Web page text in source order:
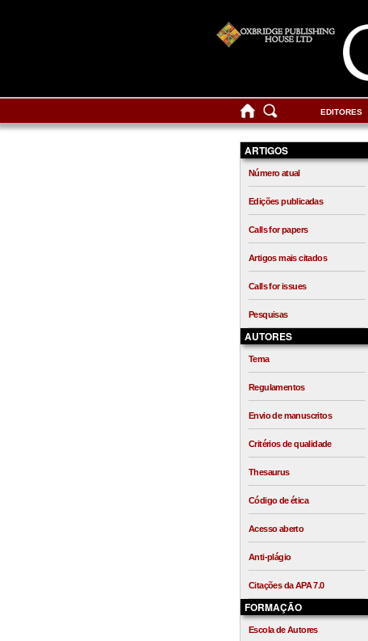
EDITORES
ARTIGOS
Número atual
Edições publicadas
Calls for papers
Artigos mais citados
Calls for issues
Pesquisas
AUTORES
Tema
Regulamentos
Envio de manuscritos
Critérios de qualidade
Thesaurus
Código de ética
Acesso aberto
Anti-plágio
Citações da APA 7.0
FORMAÇÃO
Escola de Autores